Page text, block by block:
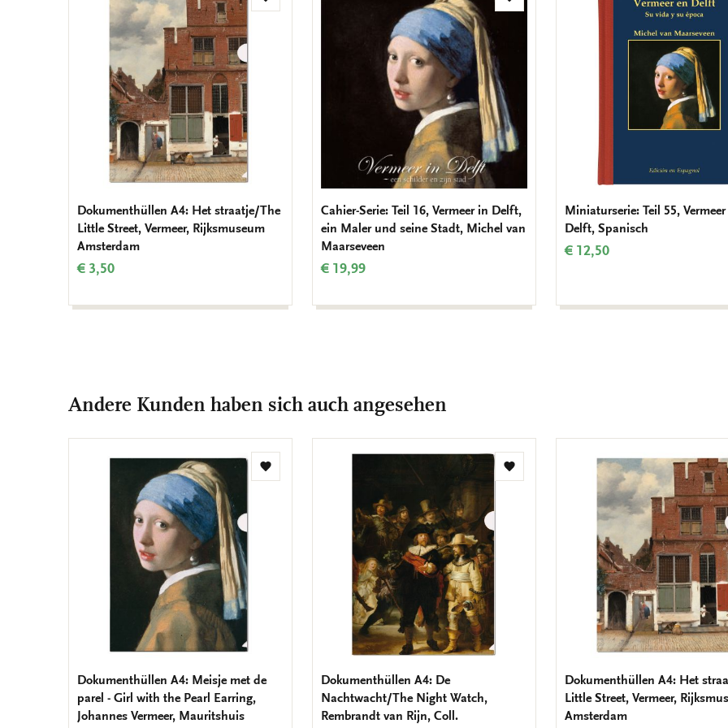
Zur
Dokumenthüllen A4: Het straatje/The
Little Street, Vermeer, Rijksmuseum
Amsterdam
€ 3,50
Zur
Cahier-Serie: Teil 16, Vermeer in Delft,
ein Maler und seine Stadt, Michel van
Maarseveen
€ 19,99
Miniaturserie: Teil 55,
Delft, Spanisch
€ 12,50
Andere Kunden haben sich auch angesehen
Zur
Dokumenthüllen A4: Meisje met de
parel - Girl with the Pearl Earring,
Johannes Vermeer, Mauritshuis
Zur
Dokumenthüllen A4: De
Nachtwacht/The Night Watch,
Rembrandt van Rijn, Coll.
Dokumenthüllen A4: Het
Little Street, Vermeer,
Amsterdam